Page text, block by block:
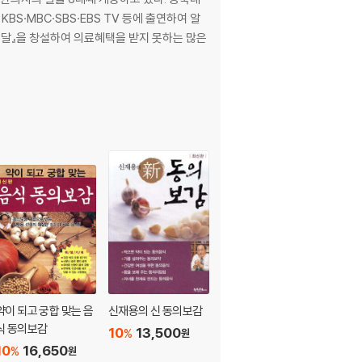
TV 등에 출연하여 알
』을 창설하여 의료혜택을 받지 못하는 많은
이 되고 궁합 맞는 음
동의보감
16,650원
%
신재용의 신 동의보감
13,500원
10%